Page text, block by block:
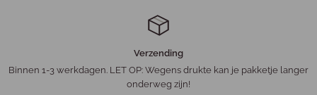
Verzending
Binnen 1-3 werkdagen. LET OP: Wegens drukte kan je pakketje langer
onderweg zijn!